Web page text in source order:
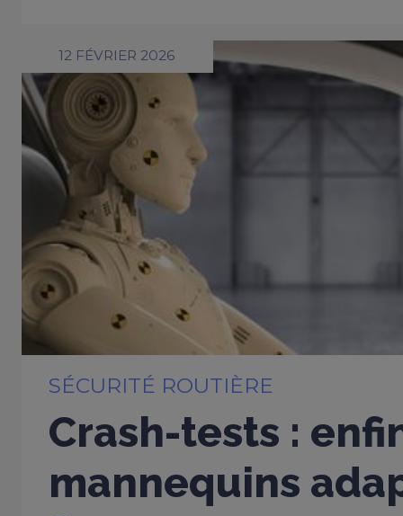
12 FÉVRIER 2026
SÉCURITÉ ROUTIÈRE
Crash-tests :
mannequins